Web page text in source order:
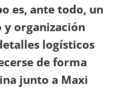
es, ante todo, un
y organización
logísticos
de forma
junto a Maxi